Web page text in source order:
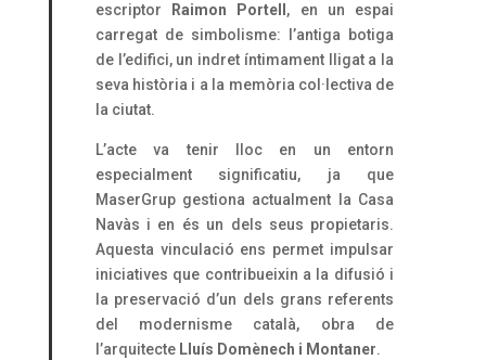
escriptor
Raimon Portell , en un espai
carregat de simbolisme: l’antiga botiga
de l’edifici, un indret íntimament lligat a la
seva història i a la memòria col·lectiva de
la ciutat.
L’acte va tenir lloc en un entorn
especialment significatiu, ja que
MaserGrup gestiona actualment la Casa
Navàs i en és un dels seus propietaris.
Aquesta vinculació ens permet impulsar
iniciatives que contribueixin a la difusió i
la preservació d’un dels grans referents
del modernisme català, obra de
l’arquitecte Lluís Domènech i Montaner.